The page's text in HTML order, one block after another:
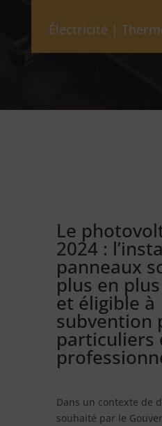
Électricité |
Le
2024 :
panneaux
plus en
et éligible à
subvention
particuliers
Dans un contexte de
souhaité par le